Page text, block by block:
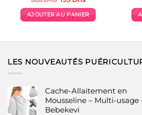
initial
était :
actuel
est :
AJOUTER AU PANIER
LES NOUVEAUTÉS
Cache-Allaitement en
Mousseline – Multi-usage
Bebekevi